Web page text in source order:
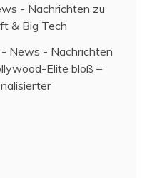
- Nachrichten zu
& Big Tech
News - Nachrichten
Elite bloß –